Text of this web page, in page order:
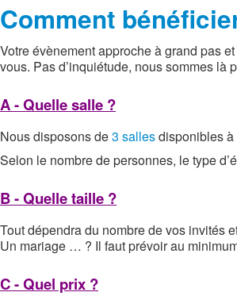
Comment
Votre évènement approche à grand pas
vous. Pas d’inquiétude, nous sommes là
A - Quelle salle ?
Nous disposons de3 sallesdisponibles
Selon le nombre de personnes, le type
B - Quelle taille ?
Tout dépendra du nombre de vos invités
Un mariage … ? Il faut prévoir au
C - Quel prix ?